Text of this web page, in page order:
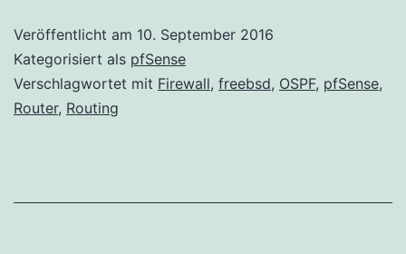
Veröffentlicht am 10. September 2016
Kategorisiert als pfSense
Verschlagwortet mit Firewall, freebsd, OSPF, pfSense,
Router, Routing